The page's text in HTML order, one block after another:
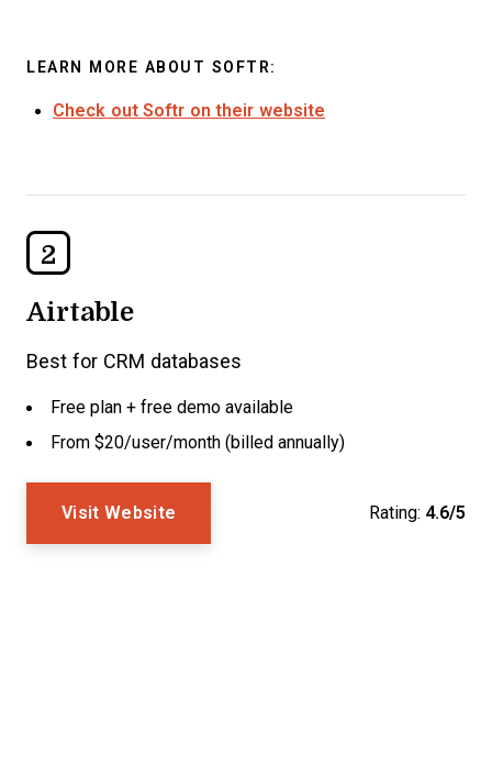
LEARN MORE ABOUT SOFTR:
Check out Softr on their website
2
Airtable
Best for CRM databases
Free plan + free demo available
From $20/user/month (billed annually)
Visit Website Rating: 4.6/5